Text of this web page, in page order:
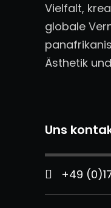
Vielfalt,
globale
Ästhetik
Uns
+49